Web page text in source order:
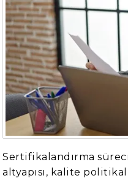
Sertifikalandırma
altyapısı, kalite